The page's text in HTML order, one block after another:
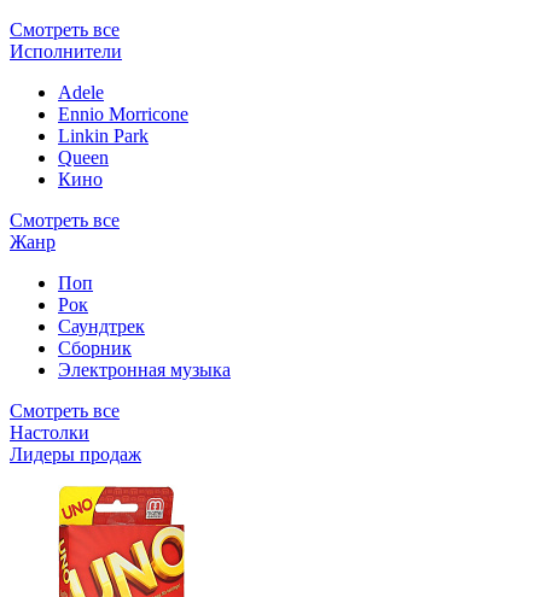
Смотреть все
Исполнители
Adele
Ennio Morricone
Linkin Park
Queen
Кино
Смотреть все
Жанр
Поп
Рок
Саундтрек
Сборник
Электронная музыка
Смотреть все
Настолки
Лидеры продаж